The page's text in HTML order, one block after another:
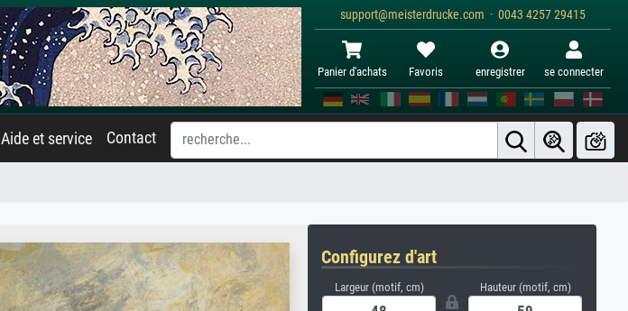
support@meisterdrucke.com · 0043 4257 29415
Panier d'achats Favoris enregistrer se connecter
Aide et service Contact
Configurez d'art
Largeur (motif, cm) Hauteur (motif, cm)